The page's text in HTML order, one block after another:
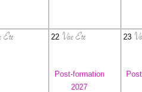
Eté 22 Vac Eté
Post-formation
2027
23